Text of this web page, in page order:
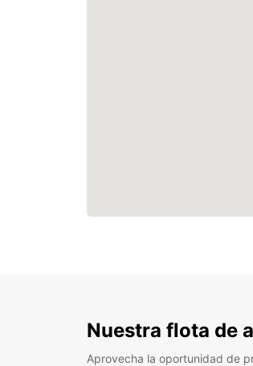
Nuestra flota de
Aprovecha la oportunidad de